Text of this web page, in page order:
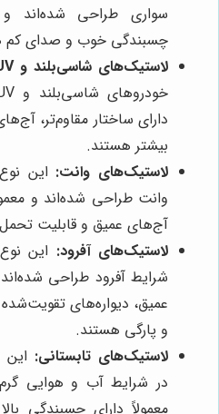
سواری طراحی شده‌اند و
چسبندگی خوب و صدای کم
لاستیک‌های شاسی‌بلند و SUV:
دارای ساختار مقاوم‌تر،
بیشتر هستند.
لاستیک‌های وانت: این
وانت طراحی شده‌اند و
آج‌های عمیق و قابلیت
لاستیک‌های آفرود: این
شرایط آفرود طراحی
عمیق، دیواره‌های
و پارگی هستند.
لاستیک‌های تابستانی: این
در شرایط آب و هوایی
معمولاً دارای چسبندگی